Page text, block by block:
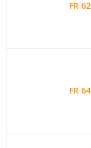
FR 62
FR 64